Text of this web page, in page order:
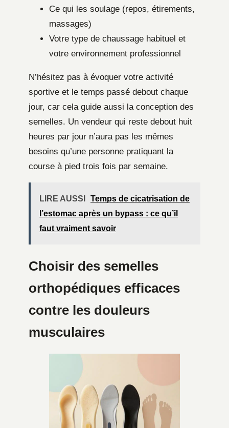
Ce qui les soulage (repos, étirements,
massages)
Votre type de chaussage habituel et
votre environnement professionnel
N’hésitez pas à évoquer votre activité
sportive et le temps passé debout chaque
jour, car cela guide aussi la conception des
semelles. Un vendeur qui reste debout huit
heures par jour n’aura pas les mêmes
besoins qu’une personne pratiquant la
course à pied trois fois par semaine.
LIRE AUSSI
Temps de cicatrisation de
l’estomac après un bypass : ce qu’il
faut vraiment savoir
Choisir des semelles
orthopédiques efficaces
contre les douleurs
musculaires